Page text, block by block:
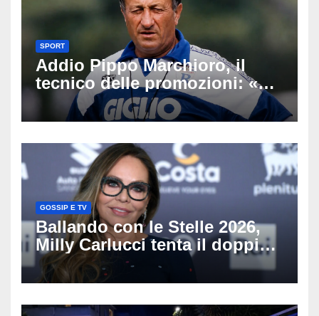
SPORT
Addio Pippo Marchioro, il
tecnico delle promozioni: «Ha
scritto pagine indimenticabili
del nostro calcio»
GOSSIP E TV
Ballando con le Stelle 2026,
Milly Carlucci tenta il doppio
colpo: tra i papabili Ornella
Muti e Monica Guerritore